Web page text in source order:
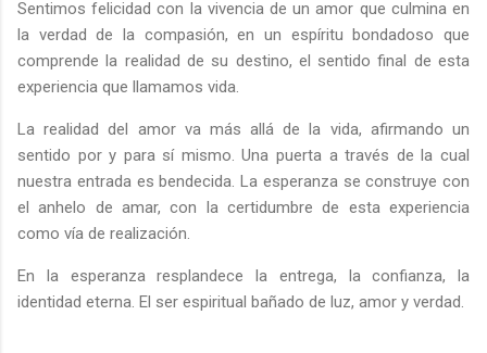
Sentimos felicidad con la vivencia de un amor que culmina en
la verdad de la compasión, en un espíritu bondadoso que
comprende la realidad de su destino, el sentido final de esta
experiencia que llamamos vida.
La realidad del amor va más allá de la vida, afirmando un
sentido por y para sí mismo. Una puerta a través de la cual
nuestra entrada es bendecida. La esperanza se construye con
el anhelo de amar, con la certidumbre de esta experiencia
como vía de realización.
En la esperanza resplandece la entrega, la confianza, la
identidad eterna. El ser espiritual bañado de luz, amor y verdad.